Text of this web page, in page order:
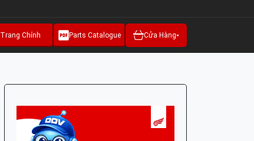
Trang Chính Parts Catalogue Cửa Hàng